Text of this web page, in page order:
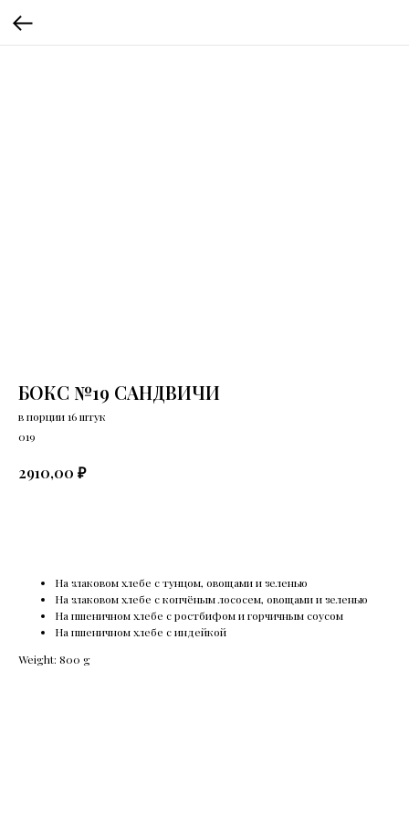
БОКС №19 САНДВИЧИ
в порции 16 штук
019
2910,00 ₽
На злаковом хлебе с тунцом, овощами и зеленью
На злаковом хлебе с копчёным лососем, овощами и зеленью
На пшеничном хлебе с ростбифом и горчичным соусом
На пшеничном хлебе с индейкой
Weight: 800 g